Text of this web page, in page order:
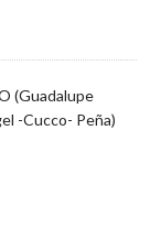
(Guadalupe
-Cucco- Peña)